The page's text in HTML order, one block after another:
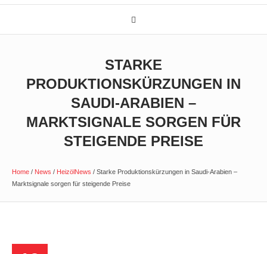
STARKE
PRODUKTIONSKÜRZUNGEN IN
SAUDI-ARABIEN –
MARKTSIGNALE SORGEN FÜR
STEIGENDE PREISE
Home / News / HeizölNews / Starke Produktionskürzungen in Saudi-Arabien –
Marktsignale sorgen für steigende Preise